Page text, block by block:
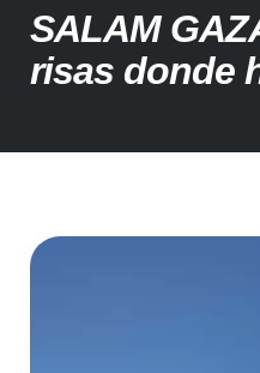
SALAM
risas donde